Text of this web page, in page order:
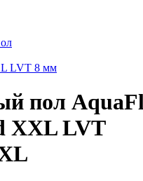
LVT 8 мм
пол
XХL LVT